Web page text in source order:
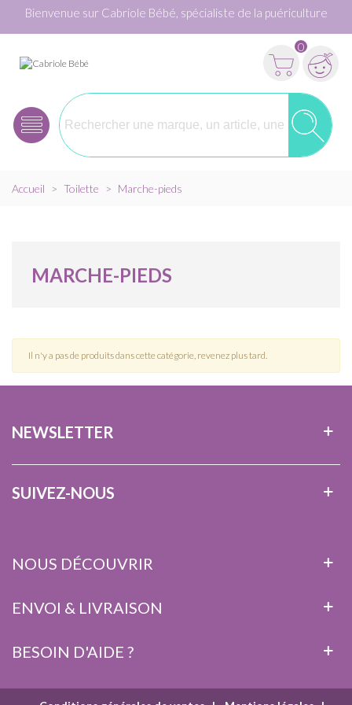
Bienvenue sur Cabriole Bébé, spécialiste de la puériculture
0
Accueil > Toilette > Marche-pieds
MARCHE-PIEDS
Il n'y a pas de produits dans cette catégorie, revenez plus tard.
NEWSLETTER
SUIVEZ-NOUS
NOUS DÉCOUVRIR
ENVOI & LIVRAISON
BESOIN D'AIDE ?